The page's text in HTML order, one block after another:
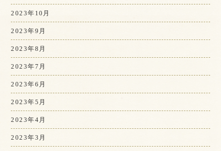
2023年10月
2023年9月
2023年8月
2023年7月
2023年6月
2023年5月
2023年4月
2023年3月